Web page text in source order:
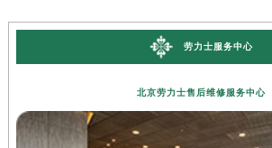
劳力士服务中心
北京劳力士售后维修服务中心